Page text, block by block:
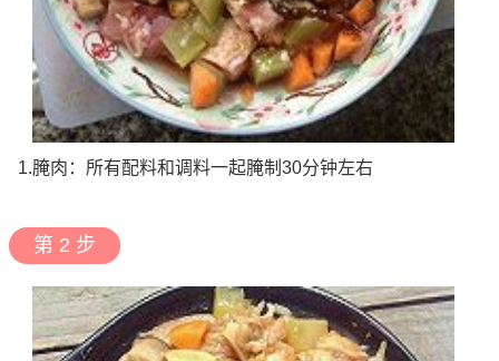
1.腌肉：所有配料和调料一起腌制30分钟左右
第 2 步